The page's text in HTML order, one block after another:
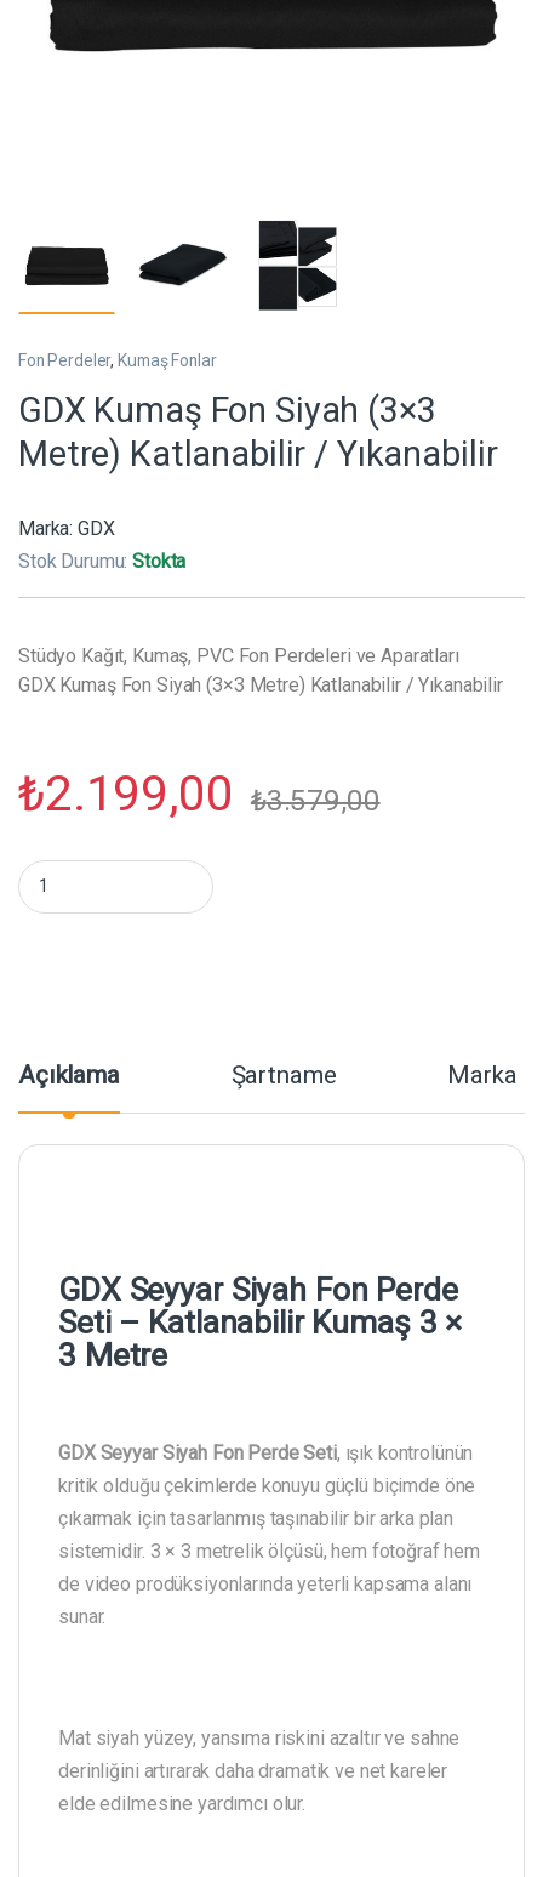
Fon Perdeler,Kumaş Fonlar
GDX Kumaş Fon Siyah (3×3
Metre) Katlanabilir / Yıkanabilir
Marka: GDX
Stok Durumu:Stokta
Stüdyo Kağıt, Kumaş, PVC Fon Perdeleri ve Aparatları
GDX Kumaş Fon Siyah (3×3 Metre) Katlanabilir / Yıkanabilir
₺2.199,00 ₺3.579,00
GDX Kumaş Fon Siyah (3x3 Metre) Katlanabilir / Yıkanabilir
Açıklama Şartname Marka
GDX Seyyar Siyah Fon Perde
Seti – Katlanabilir Kumaş 3 ×
3 Metre
GDX Seyyar Siyah Fon Perde Seti, ışık kontrolünün
kritik olduğu çekimlerde konuyu güçlü biçimde öne
çıkarmak için tasarlanmış taşınabilir bir arka plan
sistemidir. 3 × 3 metrelik ölçüsü, hem fotoğraf hem
de video prodüksiyonlarında yeterli kapsama alanı
sunar.
Mat siyah yüzey, yansıma riskini azaltır ve sahne
derinliğini artırarak daha dramatik ve net kareler
elde edilmesine yardımcı olur.